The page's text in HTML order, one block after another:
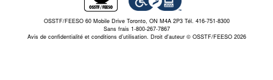
OSSTF/FEESO 60 Mobile Drive Toronto, ON M4A 2P3 Tél. 416-751-8300
Sans frais 1-800-267-7867
Avis de confidentialité et conditions d’utilisation. Droit d'auteur © OSSTF/FEESO 2026